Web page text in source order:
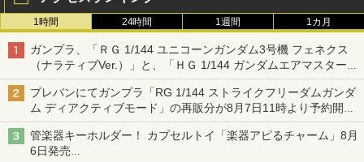
1時間 24時間 1週間 1カ月
ガンプラ、「ＲＧ 1/144 ユニコーンガンダム3号機 フェネクス
（ナラティブVer.）」と、「ＨＧ 1/144 ガンダムエアマスターバ
ースト」再販
プレバンにてガンプラ「RG 1/144 ストライクフリーダムガンダ
ム ディアクティブモード」の再販分が8月7日11時より予約開
始！
管楽器キーホルダー！ カプセルトイ「楽器アピるチャーム」8月
6日発売